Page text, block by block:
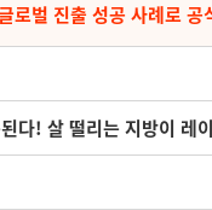
로벌 진출 성공 사례로 공
다! 살 떨리는 지방이 레